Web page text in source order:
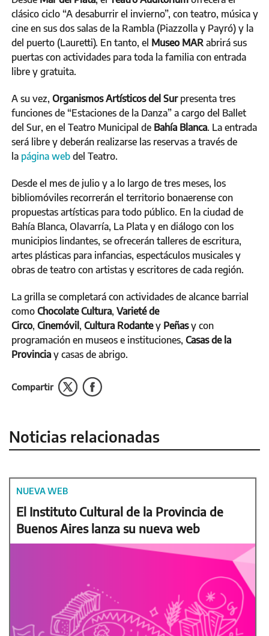
clásico ciclo “A desaburrir el invierno”, con teatro, música y
cine en sus dos salas de la Rambla (Piazzolla y Payró) y la
del puerto (Lauretti). En tanto, el Museo MAR abrirá sus
puertas con actividades para toda la familia con entrada
libre y gratuita.
A su vez, Organismos Artísticos del Surpresenta tres
funciones de “Estaciones de la Danza” a cargo del Ballet
del Sur, en el Teatro Municipal de Bahía Blanca. La entrada
será libre y deberán realizarse las reservas a través de
la página web del Teatro.
Desde el mes de julio y a lo largo de tres meses, los
bibliomóviles recorrerán el territorio bonaerense con
propuestas artísticas para todo público. En la ciudad de
Bahía Blanca, Olavarría, La Plata y en diálogo con los
municipios lindantes, se ofrecerán talleres de escritura,
artes plásticas para infancias, espectáculos musicales y
obras de teatro con artistas y escritores de cada región.
La grilla se completará con actividades de alcance barrial
como Chocolate Cultura, Varieté de
Circo, Cinemóvil, Cultura Rodantey Peñasy con
programación en museos e instituciones, Casas de la
Provincia y casas de abrigo.
Compartir
Noticias relacionadas
NUEVA WEB
El Instituto Cultural de la Provincia de
Buenos Aires lanza su nueva web